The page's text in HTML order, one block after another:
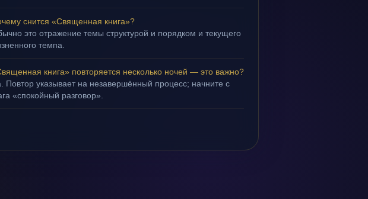
снится «Священная книга»?
это отражение темы структурой и порядком и текущего
темпа.
книга» повторяется несколько ночей — это важно?
Повтор указывает на незавершённый процесс; начните с
«спокойный разговор».